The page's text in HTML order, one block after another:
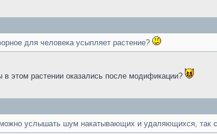
для человека усыпляет растение?
в этом растении оказались после модификации?
услышать шум накатывающих и удаляющихся, так